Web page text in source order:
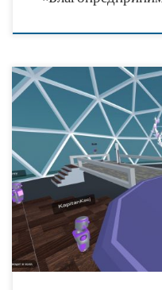
11 декабря 2022 года Альянс
области отметил свой седьмой
этот день, в декабре 2015 года,